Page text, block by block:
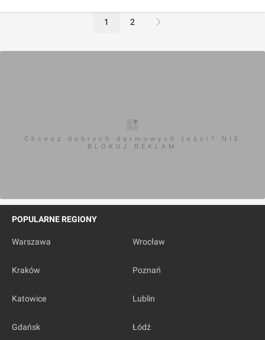
1 2
Chcesz dobrych darmowych teści? NIE
BLOKUJ REKLAM
POPULARNE REGIONY
Warszawa Wrocław
Kraków Poznań
Katowice Lublin
Gdańsk Łódź